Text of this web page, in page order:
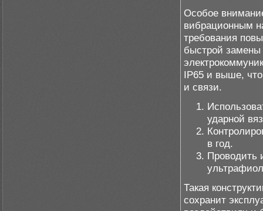
Особое
вибрационным
требования
быстрой замены
IP65 и выше,
и связи.
ударной
в год.
Проводить
Такая
сохранит